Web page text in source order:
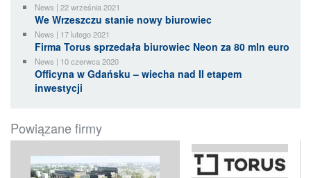
News | 22 września 2021
We Wrzeszczu stanie nowy biurowiec
News | 17 lutego 2021
Firma Torus sprzedała biurowiec Neon za 80 mln euro
News | 10 czerwca 2020
Officyna w Gdańsku – wiecha nad II etapem
inwestycji
Powiązane firmy